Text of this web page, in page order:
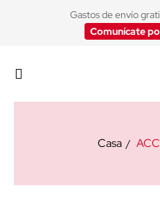
Gastos de envío
Comunícate
Casa